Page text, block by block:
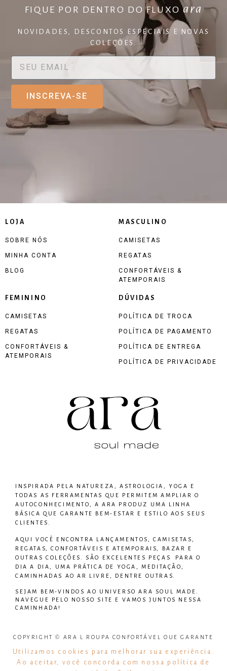
FIQUE POR DENTRO DO FLUXOara
NOVIDADES, DESCONTOS ESPECIAIS E NOVAS
COLEÇÕES.
INSCREVA-SE
LOJA
SOBRE NÓS
MINHA CONTA
BLOG
MASCULINO
CAMISETAS
REGATAS
CONFORTÁVEIS &
ATEMPORAIS
FEMININO
CAMISETAS
REGATAS
CONFORTÁVEIS &
ATEMPORAIS
DÚVIDAS
POLÍTICA DE TROCA
POLÍTICA DE PAGAMENTO
POLÍTICA DE ENTREGA
POLÍTICA DE PRIVACIDADE
INSPIRADA PELA NATUREZA, ASTROLOGIA, YOGA E
TODAS AS FERRAMENTAS QUE PERMITEM AMPLIAR O
AUTOCONHECIMENTO, A ARA PRODUZ UMA LINHA
BÁSICA QUE GARANTE BEM-ESTAR E ESTILO AOS SEUS
CLIENTES.
AQUI VOCÊ ENCONTRA LANÇAMENTOS, CAMISETAS,
REGATAS, CONFORTÁVEIS E ATEMPORAIS, BAZAR E
OUTRAS COLEÇÕES. SÃO EXCELENTES PEÇAS PARA O
DIA A DIA, UMA PRÁTICA DE YOGA, MEDITAÇÃO,
CAMINHADAS AO AR LIVRE, DENTRE OUTRAS.
SEJAM BEM-VINDOS AO UNIVERSO ARA SOUL MADE
NAVEGUE PELO NOSSO SITE E VAMOS JUNTOS NESSA
CAMINHADA!
COPYRIGHT © ARA L ROUPA CONFORTÁVEL QUE GARANTE
BEM ESTAR – TODOS OS DIREITOS RESERVADOS
CNPJ: 31.919.549/0001-08
Utilizamos cookies para melhorar sua experiência.
Ao aceitar, você concorda com nossa política de